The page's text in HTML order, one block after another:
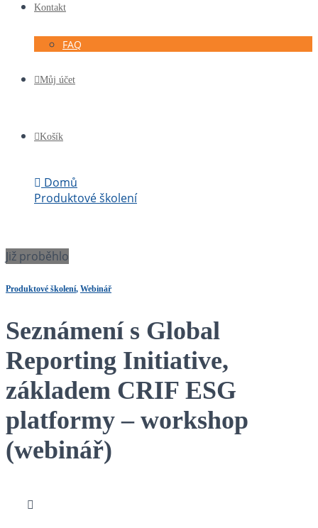
Kontakt
FAQ
Můj účet
Košík
Domů
Produktové školení
Již proběhlo
Produktové školení, Webinář
Seznámení s Global
Reporting Initiative,
základem CRIF ESG
platformy – workshop
(webinář)